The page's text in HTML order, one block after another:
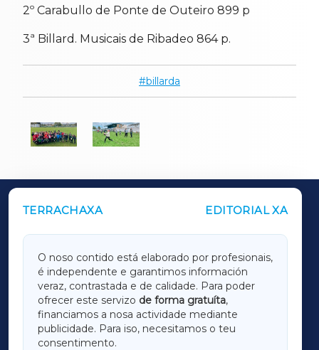
2º Carabullo de Ponte de Outeiro 899 p
3ª Billard. Musicais de Ribadeo 864 p.
billarda
TERRACHAXA EDITORIAL XA
O noso contido está elaborado por profesionais,
é independente e garantimos información
veraz, contrastada e de calidade. Para poder
ofrecer este servizo de forma gratuíta,
financiamos a nosa actividade mediante
publicidade. Para iso, necesitamos o teu
consentimento.
OUTROS PERIÓDICOS
LUGOXA
TERRACHAXA